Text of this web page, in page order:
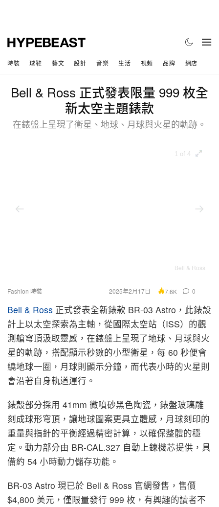
時裝 球鞋 藝文 設計 音樂 生活 視頻 品牌 網店
Bell & Ross 正式發表限量 999 枚全
新太空主題錶款
在錶盤上呈現了衛星、地球、月球與火星的軌跡。
1 of 4
Bell & Ross
Fashion 時裝 2025年2月17日 7.6K 0
Bell & Ross 正式發表全新錶款 BR-03 Astro，此錶設
計上以太空探索為主軸，從國際太空站（ISS）的觀
測艙穹頂汲取靈感，在錶盤上呈現了地球、月球與火
星的軌跡，搭配顯示秒數的小型衛星，每 60 秒便會
繞地球一圈，月球則顯示分鐘，而代表小時的火星則
會沿著自身軌道運行。
錶殼部分採用 41mm 微噴砂黑色陶瓷，錶盤玻璃雕
刻成球形穹頂，讓地球圖案更具立體感，月球刻印的
重量與指針的平衡經過精密計算，以確保整體的穩
定。動力部分由 BR-CAL.327 自動上鍊機芯提供，具
備約 54 小時動力儲存功能。
BR-03 Astro 現已於 Bell & Ross 官網發售，售價
$4,800 美元，僅限量發行 999 枚，有興趣的讀者不